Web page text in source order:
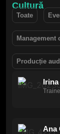
Cultură
Toate
Management
Producție
Ana